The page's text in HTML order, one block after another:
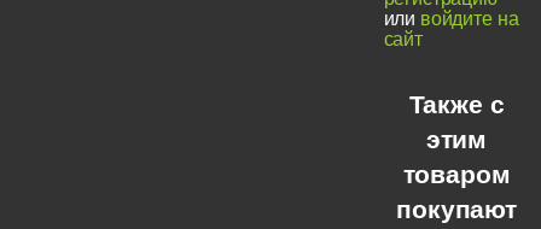
или войдите на
сайт
Также с
этим
товаром
покупают